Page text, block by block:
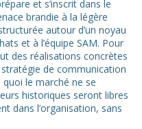
et s’inscrit dans le
brandie à la légère
autour d’un noyau
et à l’équipe SAM. Pour
des réalisations concrètes
de communication
le marché ne se
historiques seront libres
dans l’organisation, sans